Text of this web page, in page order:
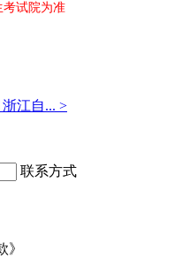
考试院为准
浙江自... >
联系方式
》